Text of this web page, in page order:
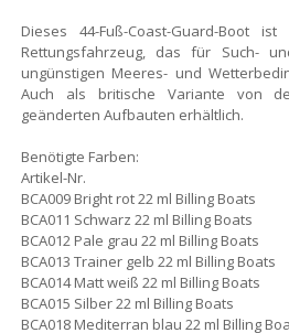
Dieses 44-Fuß-Coast-Guard-Boot
Rettungsfahrzeug, das für Such-
ungünstigen Meeres- und
Auch als britische Variante von
geänderten Aufbauten erhältlich.
Benötigte Farben:
Artikel-Nr.
BCA009 Bright rot 22 ml Billing Boats
BCA011 Schwarz 22 ml Billing Boats
BCA012 Pale grau 22 ml Billing Boats
BCA013 Trainer gelb 22 ml Billing Boats
BCA014 Matt weiß 22 ml Billing Boats
BCA015 Silber 22 ml Billing Boats
BCA018 Mediterran blau 22 ml Billing